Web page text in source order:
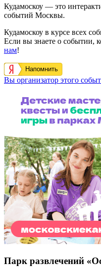
Кудамоскоу — это
событий Москвы.
Кудамоскоу в курсе всех
Если вы знаете о событии,
нам!
Напомнить
Вы организатор этого
Парк развлечений